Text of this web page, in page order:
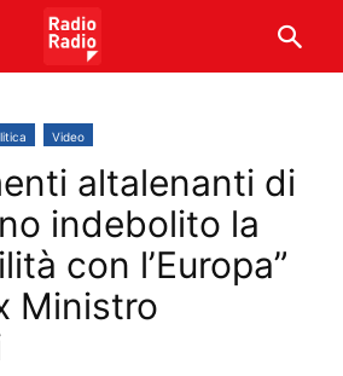
Video
altalenanti di
indebolito la
con l’Europa”
Ministro